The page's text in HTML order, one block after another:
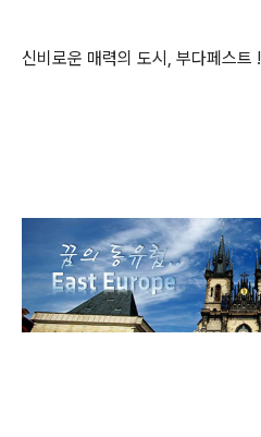
신비로운 매력의 도시, 부다페스트 !